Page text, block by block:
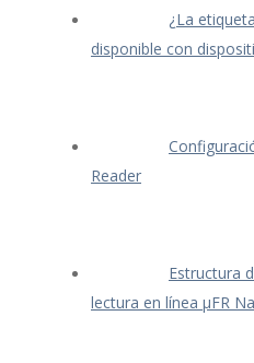
¿La
disponible con
Reader
Estructura
lectura en línea μFR